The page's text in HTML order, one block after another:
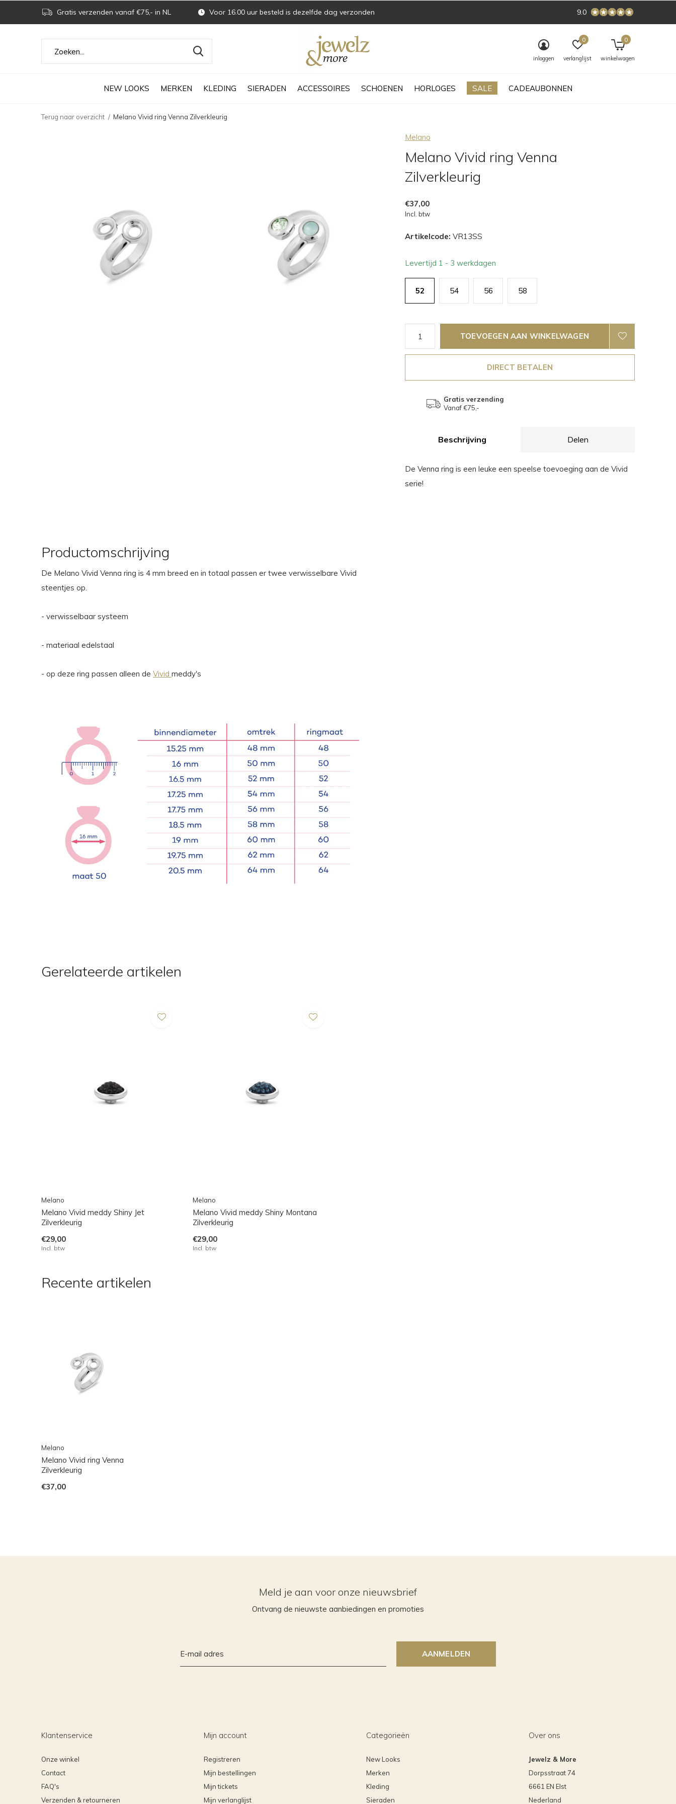
NEW LOOKS MERKEN KLEDING SIERADEN ACCESSOIRES SCHOENEN HORLOGES SALE CADEAUBONNEN
inloggen verlanglijst
0
winkelwagen
0
Gratis verzenden vanaf €75,- in NL Voor 16.00 uur besteld is dezelfde dag verzonden 9.0
Terug naar overzicht Melano Vivid ring Venna Zilverkleurig
Melano
Melano Vivid ring Venna
Zilverkleurig
€37,00
Incl. btw
Artikelcode: VR13SS
Levertijd 1 - 3 werkdagen
52 54 56 58
TOEVOEGEN AAN WINKELWAGEN
DIRECT BETALEN
Gratis verzending
Vanaf €75,-
Beschrijving Delen
De Venna ring is een leuke een speelse toevoeging aan de Vivid
serie!
Productomschrijving
De Melano Vivid Venna ring is 4 mm breed en in totaal passen er twee verwisselbare Vivid
steentjes op.
- verwisselbaar systeem
- materiaal edelstaal
- op deze ring passen alleen de Vivid meddy's
Gerelateerde artikelen
Melano
Melano Vivid meddy Shiny Jet
Zilverkleurig
€29,00
Incl. btw
Melano
Melano Vivid meddy Shiny Montana
Zilverkleurig
€29,00
Incl. btw
Recente artikelen
Melano
Melano Vivid ring Venna
Zilverkleurig
€37,00
Meld je aan voor onze nieuwsbrief
Ontvang de nieuwste aanbiedingen en promoties
AANMELDEN
Klantenservice
Onze winkel
Contact
FAQ's
Verzenden & retourneren
Mijn account
Registreren
Mijn bestellingen
Mijn tickets
Mijn verlanglijst
Categorieën
New Looks
Merken
Kleding
Sieraden
Over ons
Jewelz & More
Dorpsstraat 74
6661 EN Elst
Nederland